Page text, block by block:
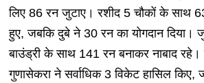
लिए 86 रन जुटाए। रशीद 5 चौकों के साथ
हुए, जबकि दुबे ने 30 रन का योगदान दिया।
बाउंड्री के साथ 141 रन बनाकर नाबाद रहे।
गुणासेकरा ने सर्वाधिक 3 विकेट हासिल किए,